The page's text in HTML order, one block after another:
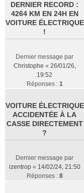
DERNIER RECORD :
4264 KM EN 24H EN
VOITURE ÉLECTRIQUE
!
Dernier message par
Christophe « 26/01/26,
19:52
Réponses : 1
VOITURE ÉLECTRIQUE
ACCIDENTÉE À LA
CASSE DIRECTEMENT
?
Dernier message par
izentrop« 14/02/24, 21:50
Réponses : 8